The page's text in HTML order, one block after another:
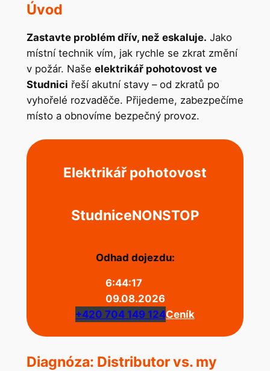
Úvod
Zastavte problém dřív, než eskaluje. Jako
místní technik vím, jak rychle se zkrat změní
v požár. Naše elektrikář pohotovost ve
Studnici řeší akutní stavy – od zkratů po
vyhořelé rozvaděče. Přijedeme, zabezpečíme
místo a obnovíme bezpečný provoz.
Elektrikář pohotovost
StudniceNONSTOP
Odhad dojezdu:
6:44:17
09.08.2026
+420 704 149 124Ceník
Diagnóza: Distributor vs. my